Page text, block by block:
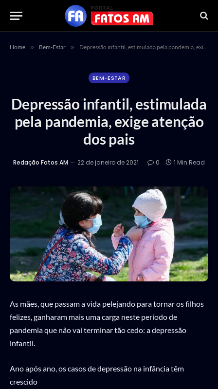
Home » Bem-Estar » Depressão infantil, estimulada pela pandemia, exige atenção dos pais
BEM-ESTAR
Depressão infantil, estimulada
pela pandemia, exige atenção
dos pais
Redação Fatos AM 22 de janeiro de 2021 0 1 Min Read
As mães, que passam a vida pelejando para tornar os filhos
felizes, ganharam mais uma carga neste período de
pandemia que não vai terminar tão cedo: a depressão
infantil.
Ano após ano, os casos de depressão na infância têm
crescido